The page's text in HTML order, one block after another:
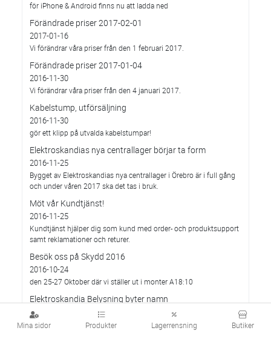
Mina sidor Produkter Lagerrensning Butiker
för iPhone & Android finns nu att ladda ned
Förändrade priser 2017-02-01
2017-01-16
Vi förändrar våra priser från den 1 februari 2017.
Förändrade priser 2017-01-04
2016-11-30
Vi förändrar våra priser från den 4 januari 2017.
Kabelstump, utförsäljning
2016-11-30
gör ett klipp på utvalda kabelstumpar!
Elektroskandias nya centrallager börjar ta form
2016-11-25
Bygget av Elektroskandias nya centrallager i Örebro är i full gång
och under våren 2017 ska det tas i bruk.
Möt vår Kundtjänst!
2016-11-25
Kundtjänst hjälper dig som kund med order- och produktsupport
samt reklamationer och returer.
Besök oss på Skydd 2016
2016-10-24
den 25-27 Oktober där vi ställer ut i monter A18:10
Elektroskandia Belysning byter namn
2016-10-24
till Cebe Belysning